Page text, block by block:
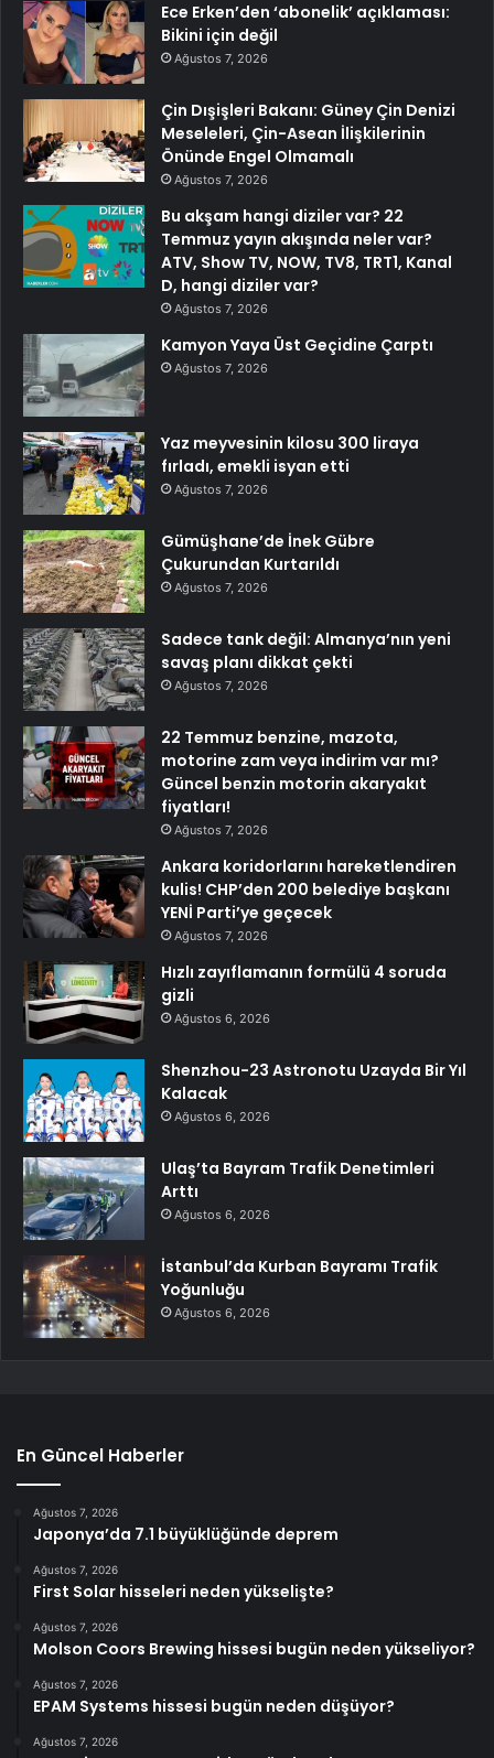
Ece Erken’den ‘abonelik’ açıklaması:
Bikini için değil
Ağustos 7, 2026
Çin Dışişleri Bakanı: Güney Çin Denizi
Meseleleri, Çin-Asean İlişkilerinin
Önünde Engel Olmamalı
Ağustos 7, 2026
Bu akşam hangi diziler var? 22
Temmuz yayın akışında neler var?
ATV, Show TV, NOW, TV8, TRT1, Kanal
D, hangi diziler var?
Ağustos 7, 2026
Kamyon Yaya Üst Geçidine Çarptı
Ağustos 7, 2026
Yaz meyvesinin kilosu 300 liraya
fırladı, emekli isyan etti
Ağustos 7, 2026
Gümüşhane’de İnek Gübre
Çukurundan Kurtarıldı
Ağustos 7, 2026
Sadece tank değil: Almanya’nın yeni
savaş planı dikkat çekti
Ağustos 7, 2026
22 Temmuz benzine, mazota,
motorine zam veya indirim var mı?
Güncel benzin motorin akaryakıt
fiyatları!
Ağustos 7, 2026
Ankara koridorlarını hareketlendiren
kulis! CHP’den 200 belediye başkanı
YENİ Parti’ye geçecek
Ağustos 7, 2026
Hızlı zayıflamanın formülü 4 soruda
gizli
Ağustos 6, 2026
Shenzhou-23 Astronotu Uzayda Bir Yıl
Kalacak
Ağustos 6, 2026
Ulaş’ta Bayram Trafik Denetimleri
Arttı
Ağustos 6, 2026
İstanbul’da Kurban Bayramı Trafik
Yoğunluğu
Ağustos 6, 2026
En Güncel Haberler
Ağustos 7, 2026
Japonya’da 7.1 büyüklüğünde deprem
Ağustos 7, 2026
First Solar hisseleri neden yükselişte?
Ağustos 7, 2026
Molson Coors Brewing hissesi bugün neden yükseliyor?
Ağustos 7, 2026
EPAM Systems hissesi bugün neden düşüyor?
Ağustos 7, 2026